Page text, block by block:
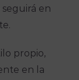
en
propio,
en la